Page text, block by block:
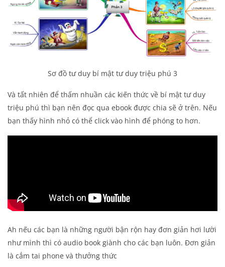
Sơ đồ tư duy bí mật tư duy triệu phú 3
Và tất nhiên để thấm nhuần các kiến thức về bí mật tư duy
triệu phú thì bạn nên đọc qua ebook được chia sẽ ở trên. Nếu
bạn thấy hình nhỏ có thể click vào hình để phóng to hơn.
Ah nếu các bạn là những người bận rộn hay đơn giản hơi lười
như mình thì có audio book giành cho các bạn luôn. Đơn giản
là cắm tai phone và thưởng thức